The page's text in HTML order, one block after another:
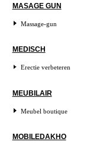
MASAGE GUN
Massage-gun
MEDISCH
Erectie verbeteren
MEUBILAIR
Meubel boutique
MOBILEDAKHO